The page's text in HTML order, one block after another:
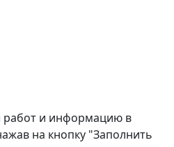
работ и информацию в
на кнопку "Заполнить